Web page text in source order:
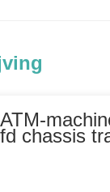
chassis